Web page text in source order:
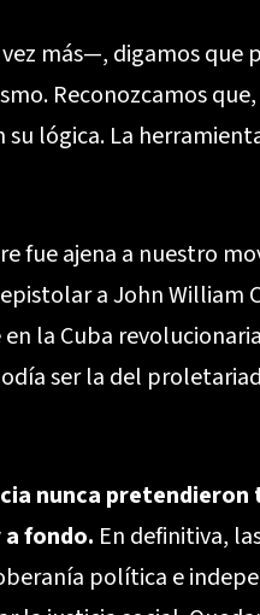
más—, digamos que
Reconozcamos
lógica. La
fue ajena a nuestro
a John William
la Cuba
ser la del
nunca
fondo. En definitiva,
política e